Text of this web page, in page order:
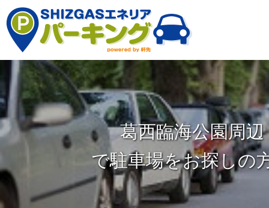
葛西臨海公園周辺
で駐車場をお探しの